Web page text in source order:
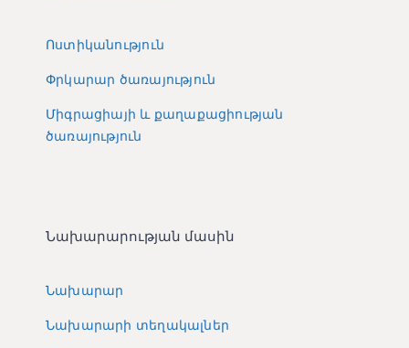
Ոստիկանություն
Փրկարար ծառայություն
Միգրացիայի և քաղաքացիության
ծառայություն
Նախարարության մասին
Նախարար
Նախարարի տեղակալներ